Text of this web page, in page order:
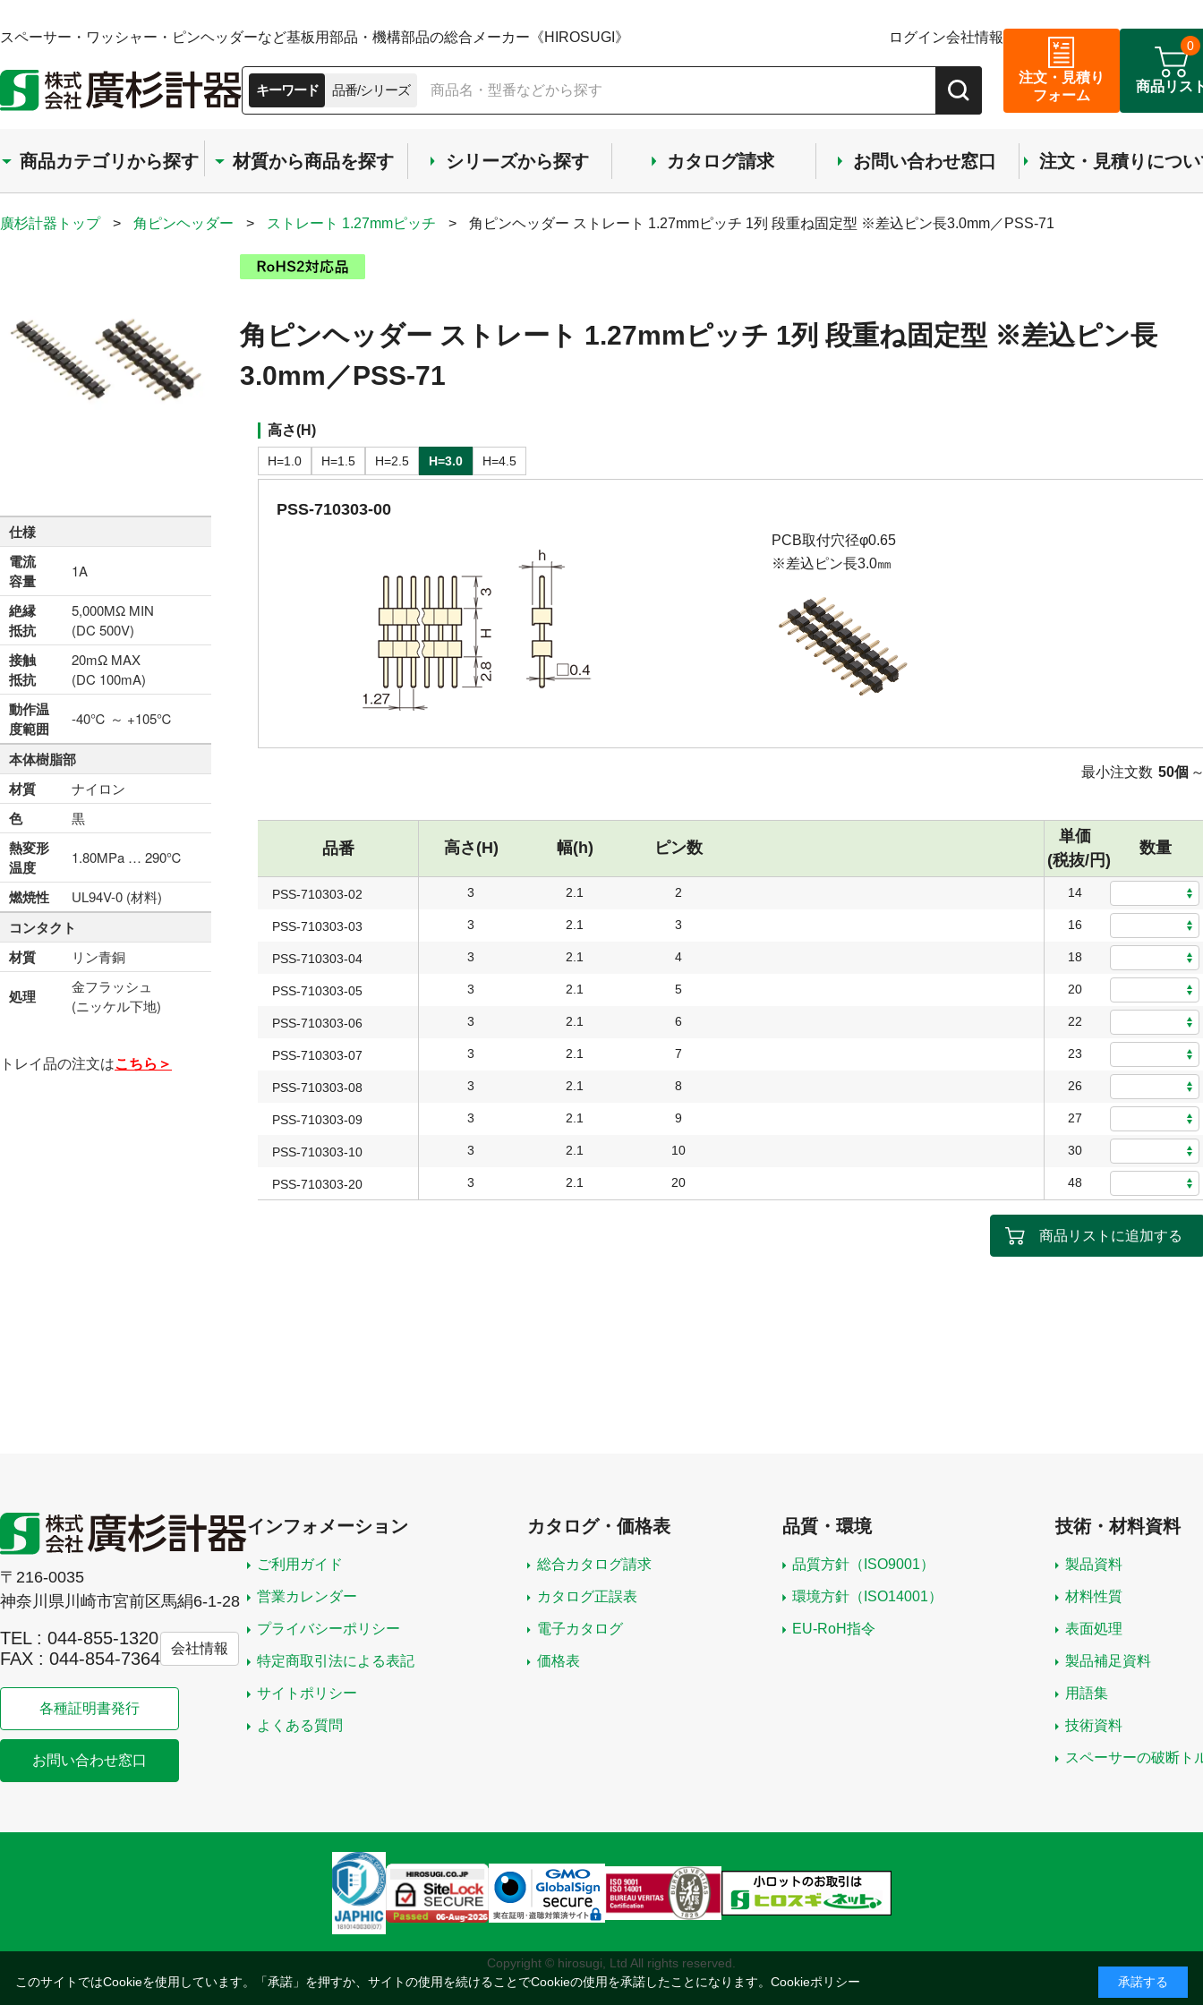
スペーサー・ワッシャー・ピンヘッダーなど基板用部品・機構部品の総合メーカー《HIROSUGI》 ログイン会社情報
キーワード 品番/シリーズ
注文・見積り
フォーム
商品リス
0
商品カテゴリから探す 材質から商品を探す シリーズから探す カタログ請求 お問い合わせ窓口 注文・見積りにつ
廣杉計器トップ > 角ピンヘッダー > ストレート 1.27mmピッチ > 角ピンヘッダー ストレート 1.27mmピッチ 1列 段重ね固定型 ※差込ピン長3.0mm／PSS-71
仕様
電流
容量
1A
絶縁
抵抗
5,000MΩ MIN
(DC 500V)
接触
抵抗
20mΩ MAX
(DC 100mA)
動作温
度範囲
-40℃ ～ +105℃
本体樹脂部
材質
ナイロン
色 黒
熱変形
温度
1.80MPa … 290℃
燃焼性 UL94V-0 (材料)
コンタクト
材質
リン青銅
処理
金フラッシュ
(ニッケル下地)
トレイ品の注文はこちら＞
角ピンヘッダー ストレート 1.27mmピッチ 1列 段重ね固定型 ※差込ピン長
3.0mm／PSS-71
高さ(H)
H=1.0 H=1.5 H=2.5 H=3.0 H=4.5
PSS-710303-00
PCB取付穴径φ0.65
※差込ピン長3.0㎜
最小注文数 50個
品番 高さ(H) 幅(h) ピン数
単価
(税抜/円)
数量
PSS-710303-02 3 2.1 2 14
PSS-710303-03 3 2.1 3 16
PSS-710303-04 3 2.1 4 18
PSS-710303-05 3 2.1 5 20
PSS-710303-06 3 2.1 6 22
PSS-710303-07 3 2.1 7 23
PSS-710303-08 3 2.1 8 26
PSS-710303-09 3 2.1 9 27
PSS-710303-10 3 2.1 10 30
PSS-710303-20 3 2.1 20 48
商品リストに追加する
〒216-0035
神奈川県川崎市宮前区馬絹6-1-28
TEL : 044-855-1320
FAX : 044-854-7364
会社情報
各種証明書発行
お問い合わせ窓口
インフォメーション
ご利用ガイド
営業カレンダー
プライバシーポリシー
特定商取引法による表記
サイトポリシー
よくある質問
カタログ・価格表
総合カタログ請求
カタログ正誤表
電子カタログ
価格表
品質・環境
品質方針（ISO9001）
環境方針（ISO14001）
EU-RoH指令
技術・材料資料
製品資料
材料性質
表面処理
製品補足資料
用語集
技術資料
スペーサーの破断ト
Copyright © hirosugi, Ltd All rights reserved.
このサイトではCookieを使用しています。「承諾」を押すか、サイトの使用を続けることでCookieの使用を承諾したことになります。 Cookieポリシー 承諾する